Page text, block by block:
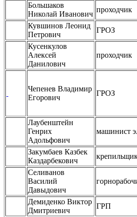
Большаков
Николай Иванович
проходчик
Кувшинов Леонид
Петрович
ГРОЗ
Кусенкулов
Алексей
Данилович
проходчик
Чепенев Владимир
Егорович
ГРОЗ
Лаубенштейн
Генрих
Адольфович
машинист
Закумбаев Казбек
Каздарбекович
Селиванов
Василий
Давыдович
Демиденко Виктор
Дмитриевич
ГРП